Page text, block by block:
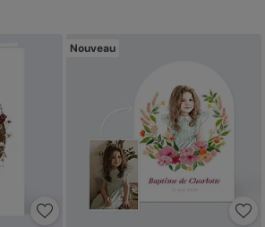
claire et mémorable. Format,
fabrication française et expédition
contribue à faire de votre annonce un
Nouveau